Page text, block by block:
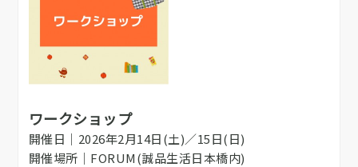
ワークショップ
開催日｜2026年2月14日(土)／15日(日)
開催場所｜FORUM(誠品生活日本橋内)